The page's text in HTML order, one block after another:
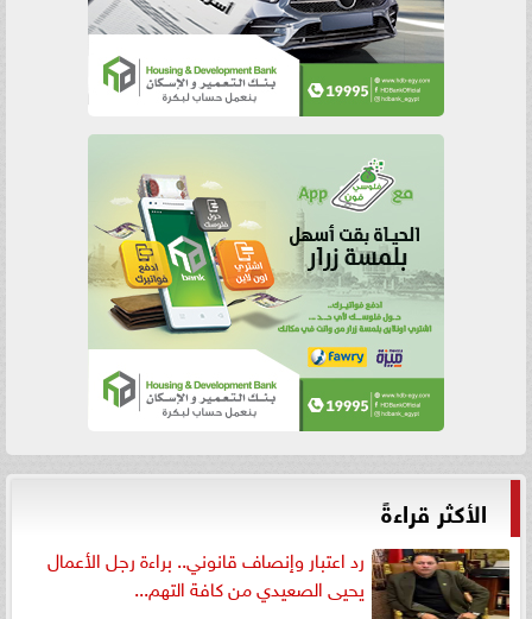
الأكثر قراءةً
رد اعتبار وإنصاف قانوني.. براءة رجل الأعمال
يحيى الصعيدي من كافة التهم...